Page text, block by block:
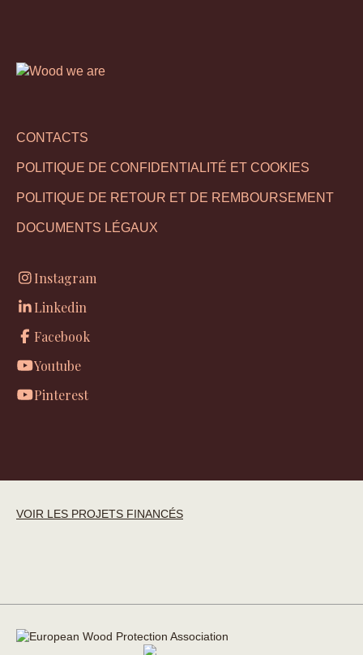
CONTACTS
POLITIQUE DE CONFIDENTIALITÉ ET COOKIES
POLITIQUE DE RETOUR ET DE REMBOURSEMENT
DOCUMENTS LÉGAUX
Instagram
Linkedin
Facebook
Youtube
Pinterest
VOIR LES PROJETS FINANCÉS